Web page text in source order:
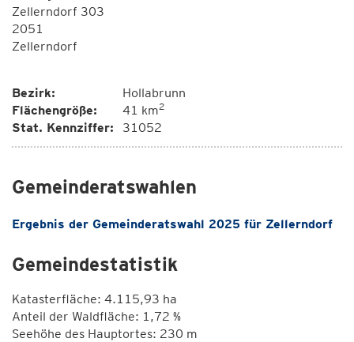
Zellerndorf 303
2051
Zellerndorf
Bezirk:
Hollabrunn
Flächengröße:
41 km2
Stat. Kennziffer: 31052
Gemeinderatswahlen
Ergebnis der Gemeinderatswahl 2025 für Zellerndorf
Gemeindestatistik
Katasterfläche: 4.115,93 ha
Anteil der Waldfläche: 1,72 %
Seehöhe des Hauptortes: 230 m